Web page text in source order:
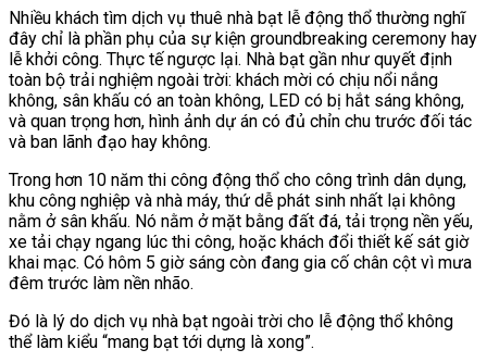
Nhiều khách tìm dịch vụ thuê nhà bạt lễ động thổ thường nghĩ
đây chỉ là phần phụ của sự kiện groundbreaking ceremony hay
lễ khởi công. Thực tế ngược lại. Nhà bạt gần như quyết định
toàn bộ trải nghiệm ngoài trời: khách mời có chịu nổi nắng
không, sân khấu có an toàn không, LED có bị hắt sáng không,
và quan trọng hơn, hình ảnh dự án có đủ chỉn chu trước đối tác
và ban lãnh đạo hay không.
Trong hơn 10 năm thi công động thổ cho công trình dân dụng,
khu công nghiệp và nhà máy, thứ dễ phát sinh nhất lại không
nằm ở sân khấu. Nó nằm ở mặt bằng đất đá, tải trọng nền yếu,
xe tải chạy ngang lúc thi công, hoặc khách đổi thiết kế sát giờ
khai mạc. Có hôm 5 giờ sáng còn đang gia cố chân cột vì mưa
đêm trước làm nền nhão.
Đó là lý do dịch vụ nhà bạt ngoài trời cho lễ động thổ không
thể làm kiểu “mang bạt tới dựng là xong”.